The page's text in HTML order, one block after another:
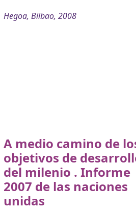
Hegoa, Bilbao, 2008
A medio camino de
objetivos de
del milenio . Informe
2007 de las naciones
unidas